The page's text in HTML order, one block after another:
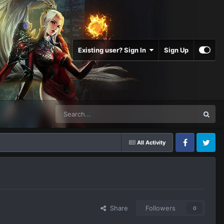
Existing user? Sign In Sign Up
All Activity
FacebookTwitter
Share Followers 0